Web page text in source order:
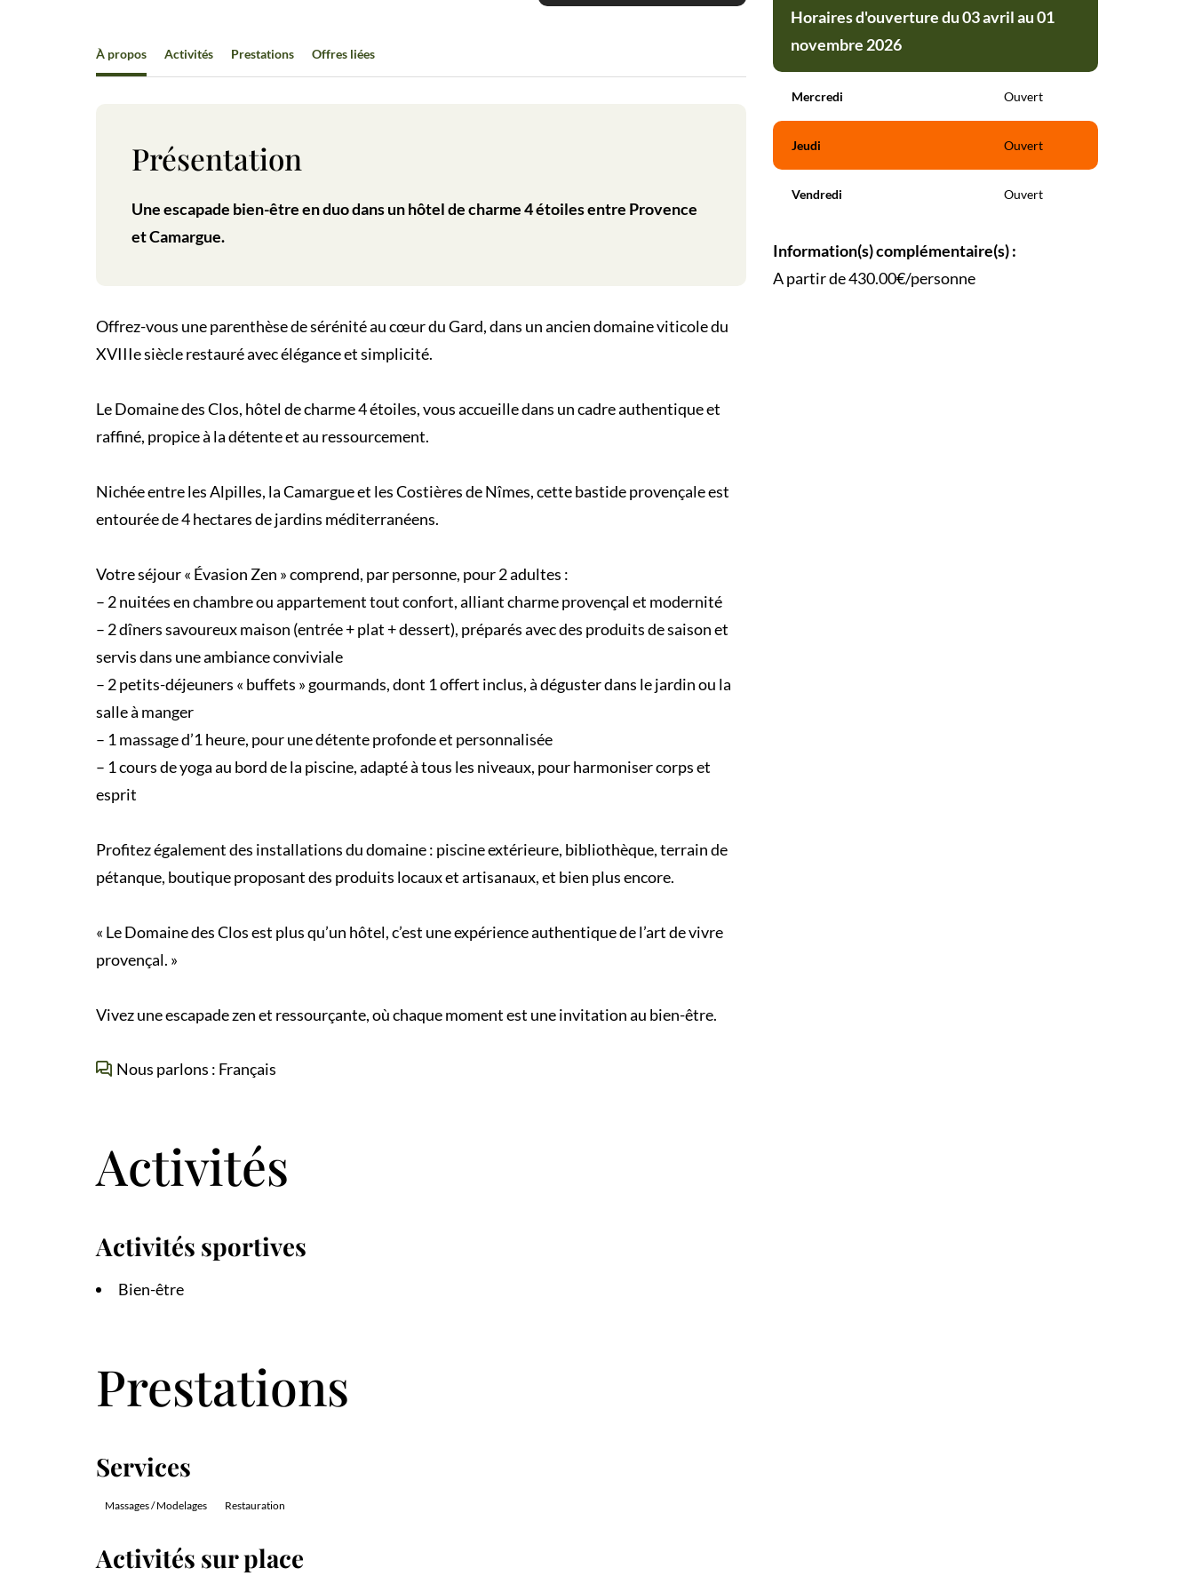
À propos Activités Prestations Offres liées
Présentation
Une escapade bien-être en duo dans un hôtel de charme 4 étoiles entre Provence
et Camargue.
Offrez-vous une parenthèse de sérénité au cœur du Gard, dans un ancien domaine viticole du
XVIIIe siècle restauré avec élégance et simplicité.
Le Domaine des Clos, hôtel de charme 4 étoiles, vous accueille dans un cadre authentique et
raffiné, propice à la détente et au ressourcement.
Nichée entre les Alpilles, la Camargue et les Costières de Nîmes, cette bastide provençale est
entourée de 4 hectares de jardins méditerranéens.
Votre séjour « Évasion Zen » comprend, par personne, pour 2 adultes :
– 2 nuitées en chambre ou appartement tout confort, alliant charme provençal et modernité
– 2 dîners savoureux maison (entrée + plat + dessert), préparés avec des produits de saison et
servis dans une ambiance conviviale
– 2 petits-déjeuners « buffets » gourmands, dont 1 offert inclus, à déguster dans le jardin ou la
salle à manger
– 1 massage d’1 heure, pour une détente profonde et personnalisée
– 1 cours de yoga au bord de la piscine, adapté à tous les niveaux, pour harmoniser corps et
esprit
Profitez également des installations du domaine : piscine extérieure, bibliothèque, terrain de
pétanque, boutique proposant des produits locaux et artisanaux, et bien plus encore.
« Le Domaine des Clos est plus qu’un hôtel, c’est une expérience authentique de l’art de vivre
provençal. »
Vivez une escapade zen et ressourçante, où chaque moment est une invitation au bien-être.
Nous parlons : Français
Activités
Activités sportives
Bien-être
Prestations
Services
Massages / Modelages Restauration
Activités sur place
Horaires d'ouverture du 03 avril au 01
novembre 2026
Mercredi Ouvert
Jeudi Ouvert
Vendredi Ouvert
Information(s) complémentaire(s) :
A partir de 430.00€/personne